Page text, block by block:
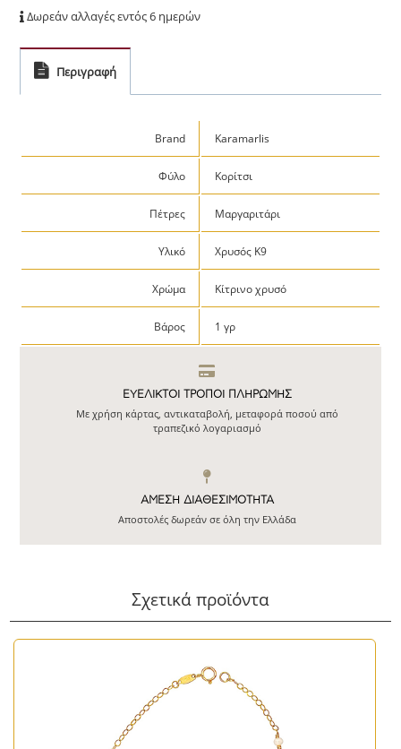
Δωρεάν αλλαγές εντός 6 ημερών
Περιγραφή
Brand Karamarlis
Φύλο Κορίτσι
Πέτρες Μαργαριτάρι
Υλικό Χρυσός Κ9
Χρώμα Κίτρινο χρυσό
Βάρος 1 γρ
ΕΥΕΛΙΚΤΟΙ ΤΡΟΠΟΙ ΠΛΗΡΩΜΗΣ
Με χρήση κάρτας, αντικαταβολή, μεταφορά ποσού από
τραπεζικό λογαριασμό
ΆΜΕΣΗ ΔΙΑΘΕΣΙΜΌΤΗΤΑ
Αποστολές δωρεάν σε όλη την Ελλάδα
Σχετικά προϊόντα